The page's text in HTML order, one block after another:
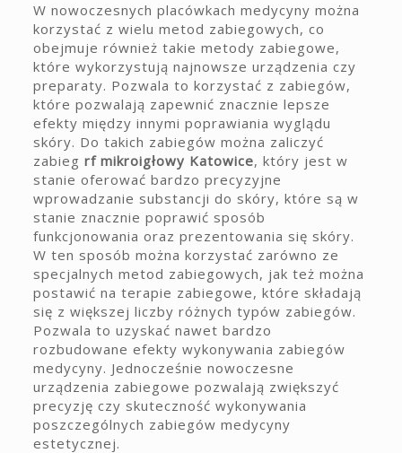
W nowoczesnych placówkach medycyny można
korzystać z wielu metod zabiegowych, co
obejmuje również takie metody zabiegowe,
które wykorzystują najnowsze urządzenia czy
preparaty. Pozwala to korzystać z zabiegów,
które pozwalają zapewnić znacznie lepsze
efekty między innymi poprawiania wyglądu
skóry. Do takich zabiegów można zaliczyć
zabieg rf mikroigłowy Katowice, który jest w
stanie oferować bardzo precyzyjne
wprowadzanie substancji do skóry, które są w
stanie znacznie poprawić sposób
funkcjonowania oraz prezentowania się skóry.
W ten sposób można korzystać zarówno ze
specjalnych metod zabiegowych, jak też można
postawić na terapie zabiegowe, które składają
się z większej liczby różnych typów zabiegów.
Pozwala to uzyskać nawet bardzo
rozbudowane efekty wykonywania zabiegów
medycyny. Jednocześnie nowoczesne
urządzenia zabiegowe pozwalają zwiększyć
precyzję czy skuteczność wykonywania
poszczególnych zabiegów medycyny
estetycznej.